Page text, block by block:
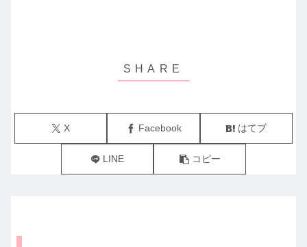
X Facebook はてブ
LINE コピー